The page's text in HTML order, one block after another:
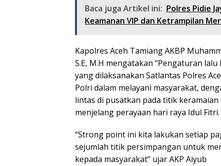
Baca juga Artikel ini: Polres Pidie
Keamanan VIP dan Ketrampilan
Kapolres Aceh Tamiang AKBP
S.E, M.H mengatakan “Pengaturan
yang dilaksanakan Satlantas Polres
Polri dalam melayani masyarakat,
lintas di pusatkan pada titik
menjelang perayaan hari raya Idul Fitri.
“Strong point ini kita lakukan setiap
sejumlah titik persimpangan untuk
kepada masyarakat” ujar AKP Aiyub